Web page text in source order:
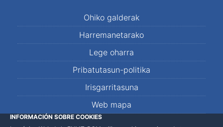
Ohiko galderak
Harremanetarako
Lege oharra
Pribatutasun-politika
Irisgarritasuna
Web mapa
INFORMACIÓN SOBRE COOKIES